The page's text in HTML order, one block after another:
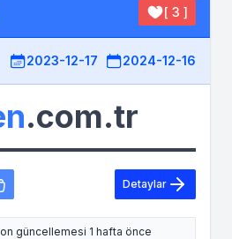
[ 3 ]
2023-12-17 2024-12-16
.com.tr
Detaylar
güncellemesi 1 hafta önce